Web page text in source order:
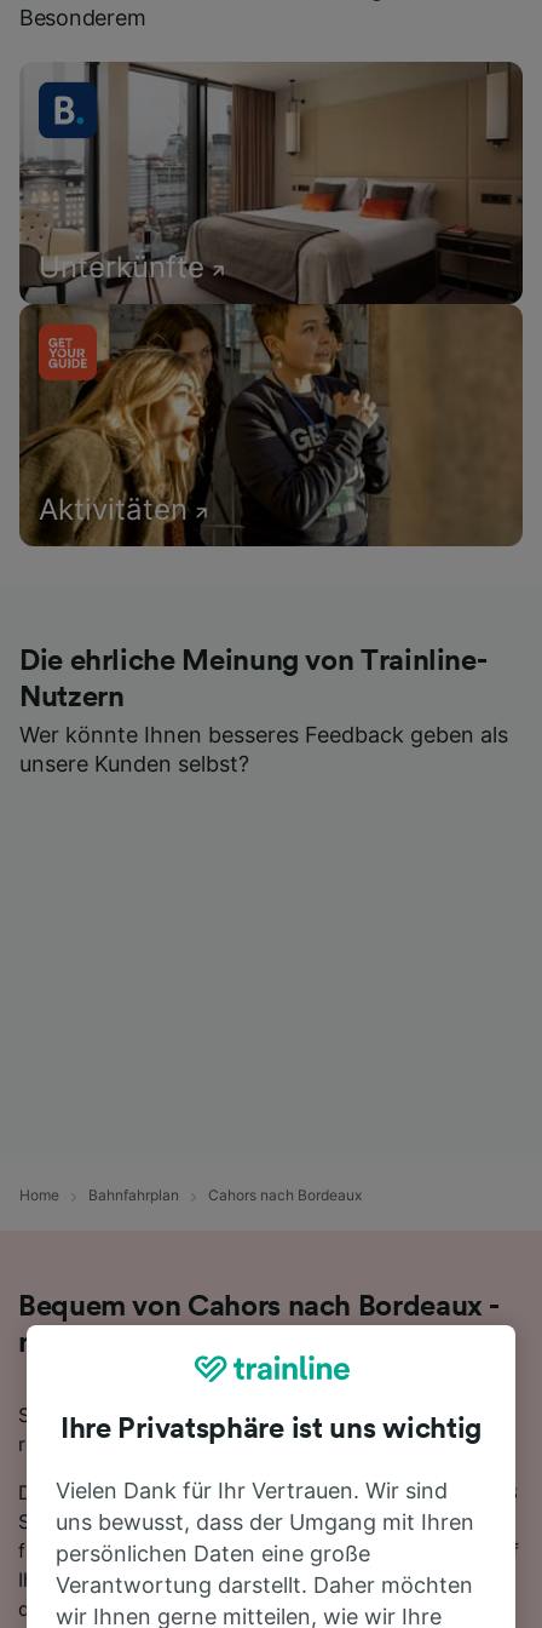
Besonderem
Unterkünfte
Aktivitäten
Die ehrliche Meinung von Trainline-
Nutzern
Wer könnte Ihnen besseres Feedback geben als
unsere Kunden selbst?
Home Bahnfahrplan Cahors nach Bordeaux
Bequem von Cahors nach Bordeaux -
nehmen Sie den Zug!
Sie wollen mit dem Zug von Cahors nach Bordeaux
reisen? Dann sind Sie bei uns genau richtig!
Die Fahrtzeit beträgt mit der schnellsten Verbindung 3
Stunden 13 Minuten. Auf der 165 km langen Strecke
fahren für gewöhnlich 18 Züge am Tag. Sie müssen auf
Ihrer Fahrt nach Bordeaux 1-mal umsteigen. Züge auf
dieser Strecke werden für gewöhnlich von TGV oder
Ihre Privatsphäre ist uns wichtig
Vielen Dank für Ihr Vertrauen. Wir sind
uns bewusst, dass der Umgang mit Ihren
persönlichen Daten eine große
Verantwortung darstellt. Daher möchten
wir Ihnen gerne mitteilen, wie wir Ihre